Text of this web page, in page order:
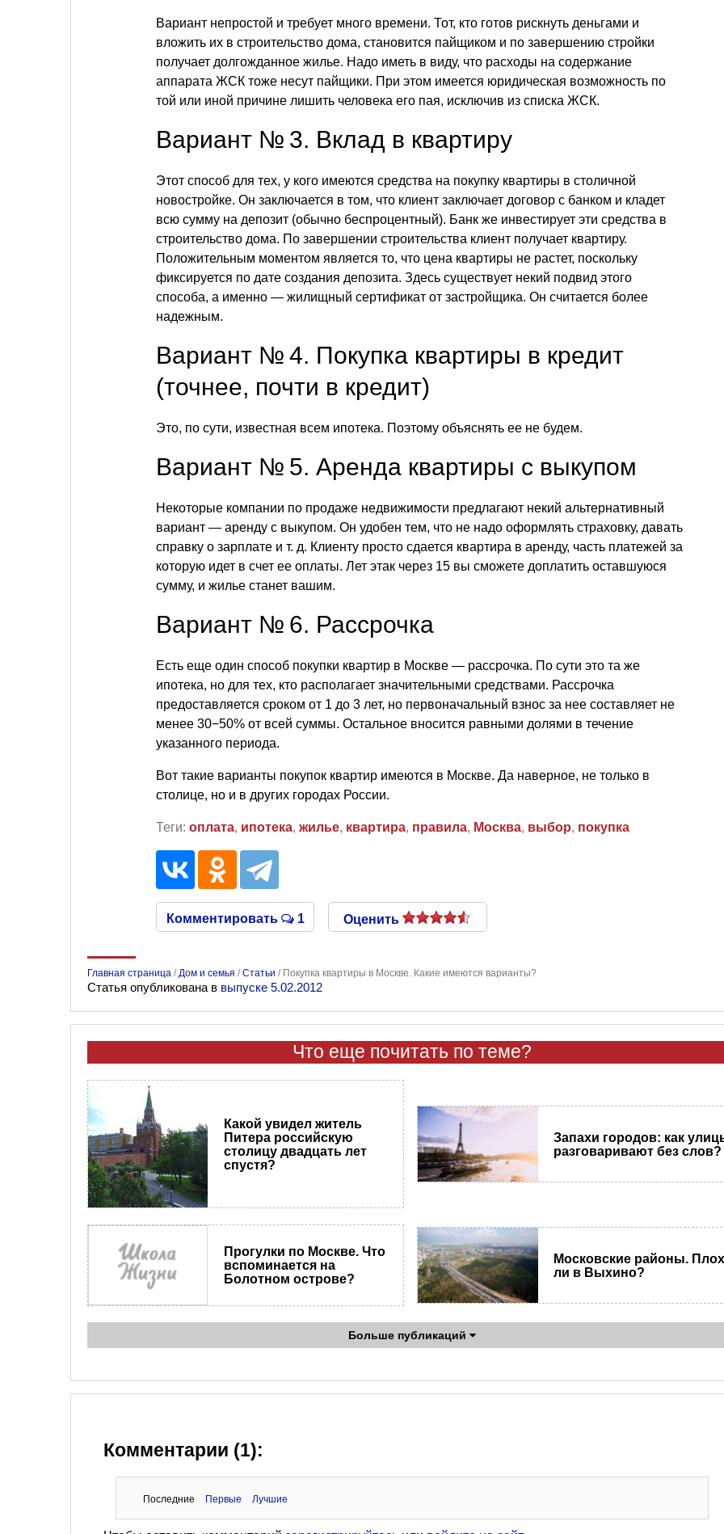
Вариант непростой и требует много времени. Тот, кто готов рискнуть деньгами и
вложить их в строительство дома, становится пайщиком и по завершению стройки
получает долгожданное жилье. Надо иметь в виду, что расходы на содержание
аппарата ЖСК тоже несут пайщики. При этом имеется юридическая возможность по
той или иной причине лишить человека его пая, исключив из списка ЖСК.
Вариант № 3. Вклад в квартиру
Этот способ для тех, у кого имеются средства на покупку квартиры в столичной
новостройке. Он заключается в том, что клиент заключает договор с банком и кладет
всю сумму на депозит (обычно беспроцентный). Банк же инвестирует эти средства в
строительство дома. По завершении строительства клиент получает квартиру.
Положительным моментом является то, что цена квартиры не растет, поскольку
фиксируется по дате создания депозита. Здесь существует некий подвид этого
способа, а именно — жилищный сертификат от застройщика. Он считается более
надежным.
Вариант № 4. Покупка квартиры в кредит
(точнее, почти в кредит)
Это, по сути, известная всем ипотека. Поэтому объяснять ее не будем.
Вариант № 5. Аренда квартиры с выкупом
Некоторые компании по продаже недвижимости предлагают некий альтернативный
вариант — аренду с выкупом. Он удобен тем, что не надо оформлять страховку, давать
справку о зарплате и т. д. Клиенту просто сдается квартира в аренду, часть платежей за
которую идет в счет ее оплаты. Лет этак через 15 вы сможете доплатить оставшуюся
сумму, и жилье станет вашим.
Вариант № 6. Рассрочка
Есть еще один способ покупки квартир в Москве — рассрочка. По сути это та же
ипотека, но для тех, кто располагает значительными средствами. Рассрочка
предоставляется сроком от 1 до 3 лет, но первоначальный взнос за нее составляет не
менее 30−50% от всей суммы. Остальное вносится равными долями в течение
указанного периода.
Вот такие варианты покупок квартир имеются в Москве. Да наверное, не только в
столице, но и в других городах России.
Теги: оплата, ипотека, жилье, квартира, правила, Москва, выбор, покупка
Комментировать 1 Оценить
Главная страница /Дом и семья /Статьи / Покупка квартиры в Москве. Какие имеются варианты?
Статья опубликована в выпуске 5.02.2012
Что еще почитать по теме?
Какой увидел житель
Питера российскую
столицу двадцать лет
спустя?
Запахи городов: как
разговаривают без слов?
Прогулки по Москве. Что
вспоминается на
Болотном острове?
Московские районы.
ли в Выхино?
Больше публикаций
Комментарии (1):
Последние Первые Лучшие